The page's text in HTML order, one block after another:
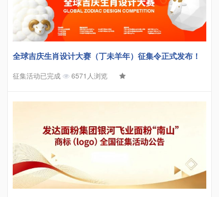
全球吉庆生肖设计大赛（丁未羊年）征集令正式发布！
征集活动已完成 6571人浏览